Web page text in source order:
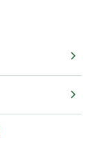
chevron_right
chevron_right